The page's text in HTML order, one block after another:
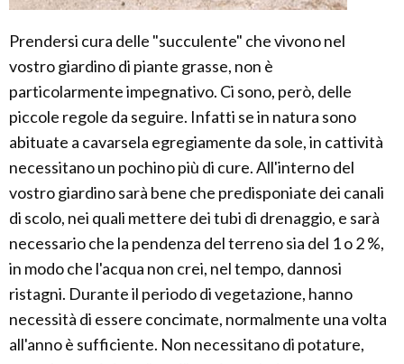
Prendersi cura delle "succulente" che vivono nel
vostro giardino di piante grasse, non è
particolarmente impegnativo. Ci sono, però, delle
piccole regole da seguire. Infatti se in natura sono
abituate a cavarsela egregiamente da sole, in cattività
necessitano un pochino più di cure. All'interno del
vostro giardino sarà bene che predisponiate dei canali
di scolo, nei quali mettere dei tubi di drenaggio, e sarà
necessario che la pendenza del terreno sia del 1 o 2 %,
in modo che l'acqua non crei, nel tempo, dannosi
ristagni. Durante il periodo di vegetazione, hanno
necessità di essere concimate, normalmente una volta
all'anno è sufficiente. Non necessitano di potature,